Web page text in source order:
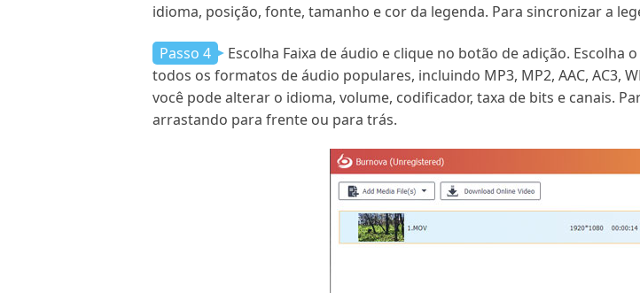
idioma, posição, fonte, tamanho e cor da legenda. Para sincronizar a
Passo 4
Escolha Faixa de áudio e clique no botão de adição.
todos os formatos de áudio populares, incluindo MP3, MP2, AAC, AC3,
você pode alterar o idioma, volume, codificador, taxa de bits e canais.
arrastando para frente ou para trás.